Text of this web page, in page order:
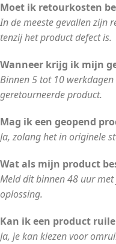
Moet ik retourkosten
In de meeste gevallen zijn
tenzij het product defect is.
Wanneer krijg ik mijn
Binnen 5 tot 10
geretourneerde product.
Mag ik een geopend
Ja, zolang het in originele
Wat als mijn product
Meld dit binnen 48 uur
oplossing.
Kan ik een product
Ja, je kan kiezen voor